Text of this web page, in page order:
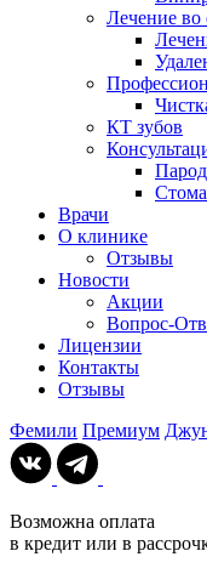
Лечение во
КТ зубов
Врачи
О клинике
Отзывы
Новости
Акции
Вопрос-
Лицензии
Контакты
Отзывы
Фемили Премиум
Возможна оплата
в кредит или в